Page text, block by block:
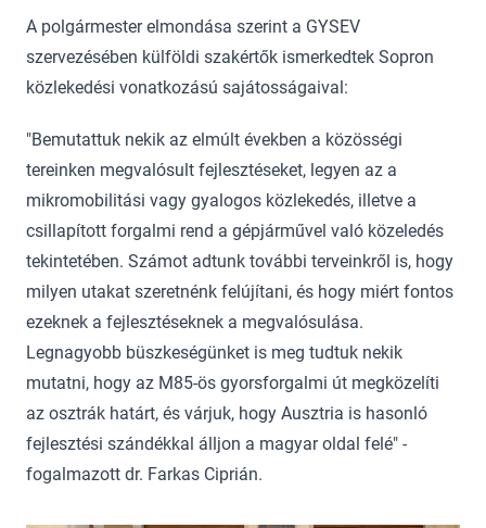
A polgármester elmondása szerint a GYSEV
szervezésében külföldi szakértők ismerkedtek Sopron
közlekedési vonatkozású sajátosságaival:
"Bemutattuk nekik az elmúlt években a közösségi
tereinken megvalósult fejlesztéseket, legyen az a
mikromobilitási vagy gyalogos közlekedés, illetve a
csillapított forgalmi rend a gépjárművel való közeledés
tekintetében. Számot adtunk további terveinkről is, hogy
milyen utakat szeretnénk felújítani, és hogy miért fontos
ezeknek a fejlesztéseknek a megvalósulása.
Legnagyobb büszkeségünket is meg tudtuk nekik
mutatni, hogy az M85-ös gyorsforgalmi út megközelíti
az osztrák határt, és várjuk, hogy Ausztria is hasonló
fejlesztési szándékkal álljon a magyar oldal felé" -
fogalmazott dr. Farkas Ciprián.